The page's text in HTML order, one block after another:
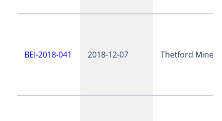
BEI-2018-041 2018-12-07 Thetford Mines